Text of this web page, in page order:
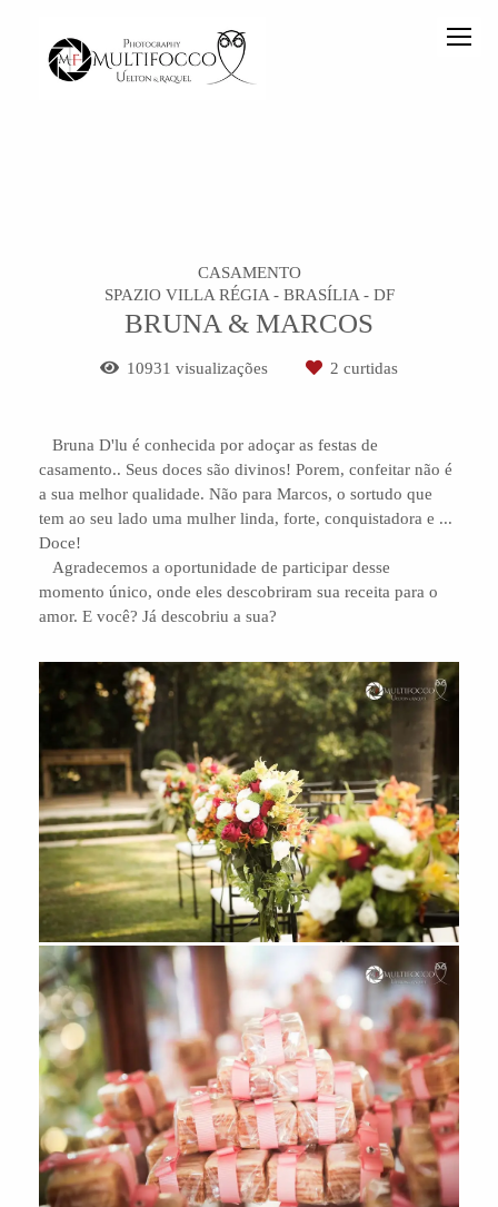
CASAMENTO
SPAZIO VILLA RÉGIA - BRASÍLIA - DF
BRUNA & MARCOS
10931 visualizações 2 curtidas
Bruna D'lu é conhecida por adoçar as festas de
casamento.. Seus doces são divinos! Porem, confeitar não é
a sua melhor qualidade. Não para Marcos, o sortudo que
tem ao seu lado uma mulher linda, forte, conquistadora e ...
Doce!
Agradecemos a oportunidade de participar desse
momento único, onde eles descobriram sua receita para o
amor. E você? Já descobriu a sua?